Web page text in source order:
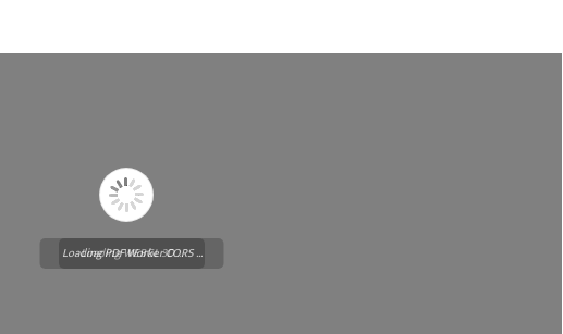
Loading WEBGL 3D ...
Loading PDF Worker CORS ...